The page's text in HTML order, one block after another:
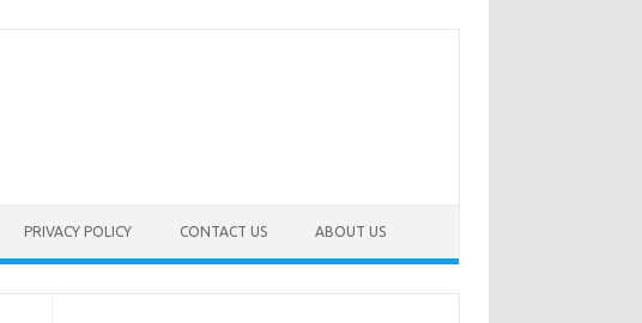
PRIVACY POLICY CONTACT US ABOUT US